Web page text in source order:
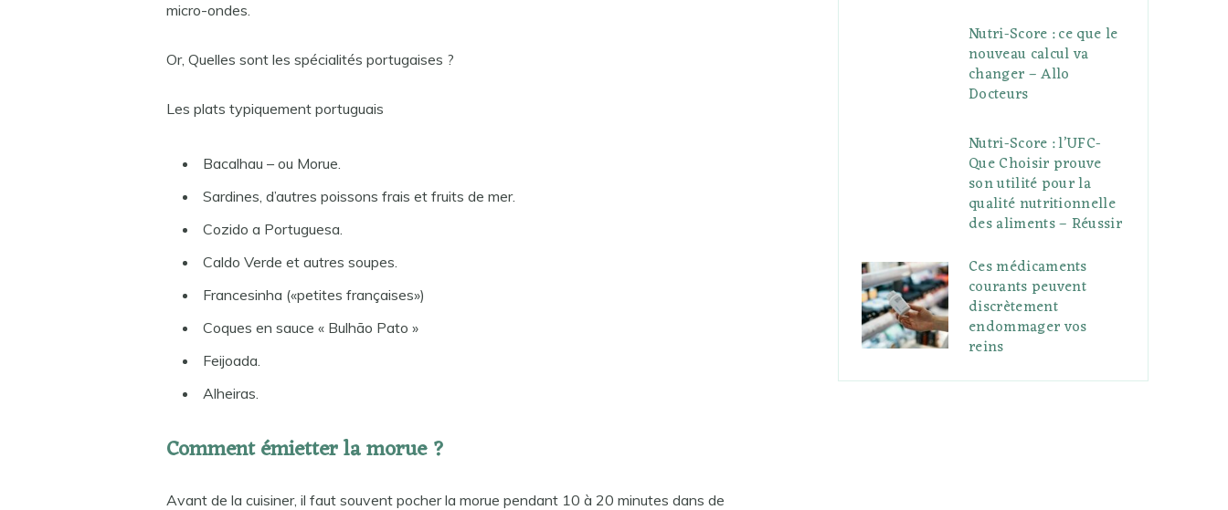
micro-ondes.
Or, Quelles sont les spécialités portugaises ?
Les plats typiquement portuguais
Bacalhau – ou Morue.
Sardines, d’autres poissons frais et fruits de mer.
Cozido a Portuguesa.
Caldo Verde et autres soupes.
Francesinha («petites françaises»)
Coques en sauce « Bulhão Pato »
Feijoada.
Alheiras.
Comment émietter la morue ?
Avant de la cuisiner, il faut souvent pocher la morue pendant 10 à 20 minutes dans de
Nutri-Score : ce que le
nouveau calcul va
changer – Allo
Docteurs
Nutri-Score : l’UFC-
Que Choisir prouve
son utilité pour la
qualité nutritionnelle
des aliments – Réussir
Ces médicaments
courants peuvent
discrètement
endommager vos
reins